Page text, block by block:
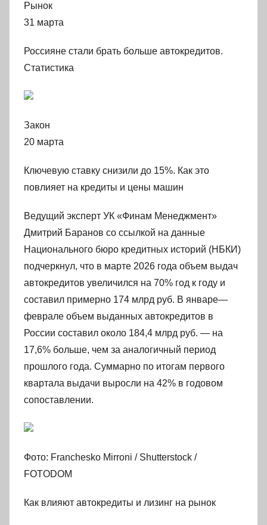
Рынок
31 марта
Россияне стали брать больше автокредитов.
Статистика
Закон
20 марта
Ключевую ставку снизили до 15%. Как это
повлияет на кредиты и цены машин
Ведущий эксперт УК «Финам Менеджмент»
Дмитрий Баранов со ссылкой на данные
Национального бюро кредитных историй (НБКИ)
подчеркнул, что в марте 2026 года объем выдач
автокредитов увеличился на 70% год к году и
составил примерно 174 млрд руб. В январе—
феврале объем выданных автокредитов в
России составил около 184,4 млрд руб. — на
17,6% больше, чем за аналогичный период
прошлого года. Суммарно по итогам первого
квартала выдачи выросли на 42% в годовом
сопоставлении.
Фото: Franchesko Mirroni / Shutterstock /
FOTODOM
Как влияют автокредиты и лизинг на рынок